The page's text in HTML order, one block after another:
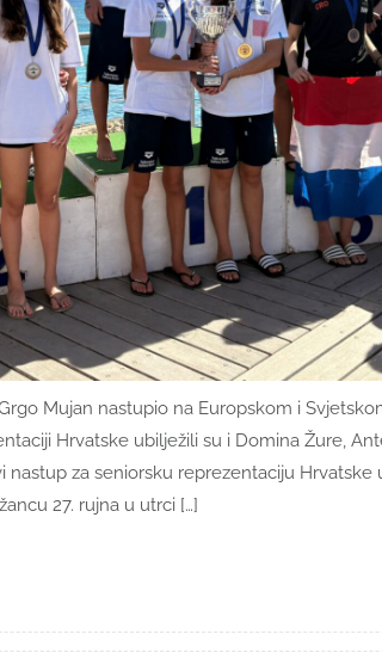
Mujan nastupio na Europskom i
Hrvatske ubilježili su i Domina Žure,
nastup za seniorsku reprezentaciju Hrvatske
27. rujna u utrci […]